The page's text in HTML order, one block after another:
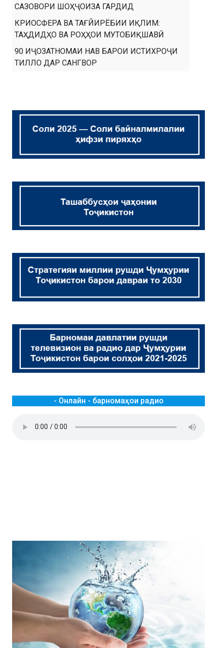
САЗОВОРИ ШОҲҶОИЗА ГАРДИД
КРИОСФЕРА ВА ТАҒЙИРЁБИИ ИҚЛИМ:
ТАҲДИДҲО ВА РОҲҲОИ МУТОБИҚШАВӢ
90 ИҶОЗАТНОМАИ НАВ БАРОИ ИСТИХРОҶИ
ТИЛЛО ДАР САНГВОР
- Онлайн - барномаҳои радио